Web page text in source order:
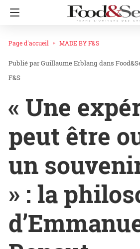
Page d'accueil MADE BY F&S
Guillaume Erblang dans
F&S
« Une
peut être
un
» : la